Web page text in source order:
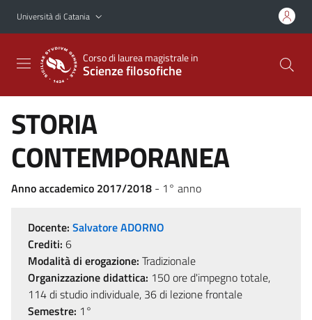
Vai al contenuto principale
Vai al menu di navigazione
Università di Catania
Corso di laurea magistrale in
Scienze filosofiche
STORIA
CONTEMPORANEA
Anno accademico 2017/2018 - 1° anno
Docente: Salvatore ADORNO
Crediti: 6
Modalità di erogazione: Tradizionale
Organizzazione didattica: 150 ore d'impegno totale,
114 di studio individuale, 36 di lezione frontale
Semestre: 1°